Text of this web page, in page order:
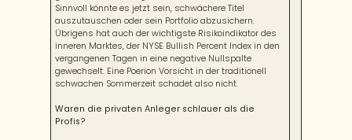
Sinnvoll könnte es jetzt sein, schwächere Titel
auszutauschen oder sein Portfolio abzusichern.
Übrigens hat auch der wichtigste Risikoindikator des
inneren Marktes, der NYSE Bullish Percent Index in den
vergangenen Tagen in eine negative Nullspalte
gewechselt. Eine Poerion Vorsicht in der traditionell
schwachen Sommerzeit schadet also nicht.
Waren die privaten Anleger schlauer als die
Profis?